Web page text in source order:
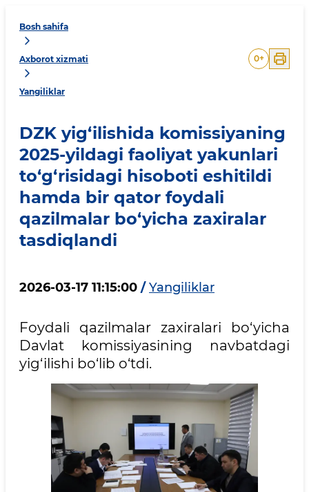
Bosh sahifa
Axborot xizmati
Yangiliklar
0+
DZK yig‘ilishida komissiyaning
2025-yildagi faoliyat yakunlari
to‘g‘risidagi hisoboti eshitildi
hamda bir qator foydali
qazilmalar bo‘yicha zaxiralar
tasdiqlandi
2026-03-17 11:15:00 / Yangiliklar
Foydali qazilmalar zaxiralari bo‘yicha
Davlat komissiyasining navbatdagi
yig‘ilishi bo‘lib o‘tdi.